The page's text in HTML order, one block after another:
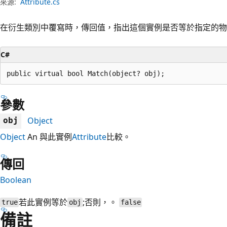
在衍生類別中覆寫時，傳回值，指出這個實例是否等於指定的物
C#
public virtual bool Match(object? obj);
參數
obj
Object
ObjectAn 與此實例Attribute比較。
傳回
Boolean
true若此實例等於 obj ;否則，。 false
備註